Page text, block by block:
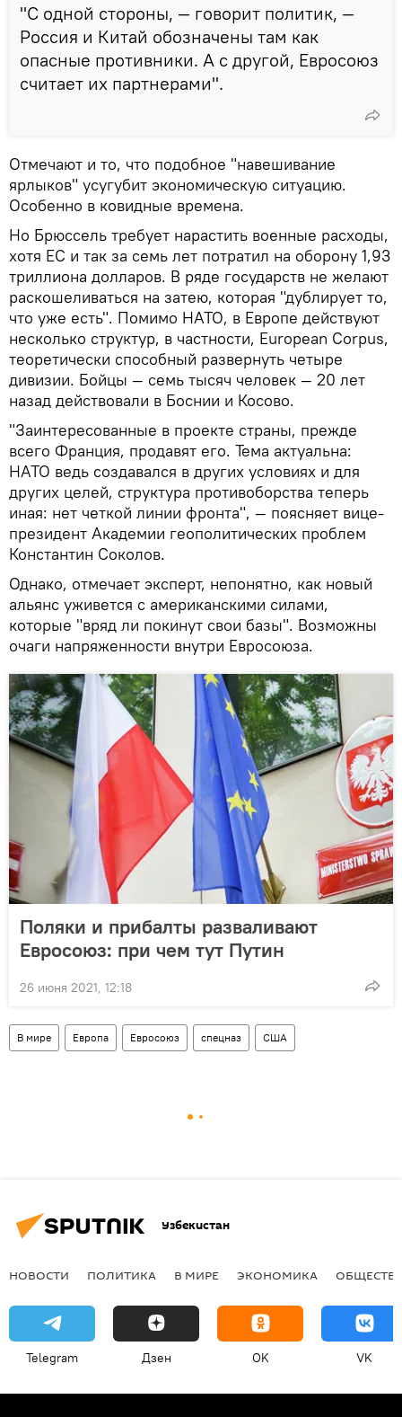
"С одной стороны, — говорит политик, —
Россия и Китай обозначены там как
опасные противники. А с другой, Евросоюз
считает их партнерами".
Отмечают и то, что подобное "навешивание
ярлыков" усугубит экономическую ситуацию.
Особенно в ковидные времена.
Но Брюссель требует нарастить военные расходы,
хотя ЕС и так за семь лет потратил на оборону 1,93
триллиона долларов. В ряде государств не желают
раскошеливаться на затею, которая "дублирует то,
что уже есть". Помимо НАТО, в Европе действуют
несколько структур, в частности, European Corpus,
теоретически способный развернуть четыре
дивизии. Бойцы — семь тысяч человек — 20 лет
назад действовали в Боснии и Косово.
"Заинтересованные в проекте страны, прежде
всего Франция, продавят его. Тема актуальна:
НАТО ведь создавался в других условиях и для
других целей, структура противоборства теперь
иная: нет четкой линии фронта", — поясняет вице-
президент Академии геополитических проблем
Константин Соколов.
Однако, отмечает эксперт, непонятно, как новый
альянс уживется с американскими силами,
которые "вряд ли покинут свои базы". Возможны
очаги напряженности внутри Евросоюза.
Поляки и прибалты разваливают
Евросоюз: при чем тут Путин
26 июня 2021, 12:18
В мире Европа Евросоюз спецназ США
Узбекистан
НОВОСТИ ПОЛИТИКА В МИРЕ ЭКОНОМИКА
Telegram Дзен OK VK